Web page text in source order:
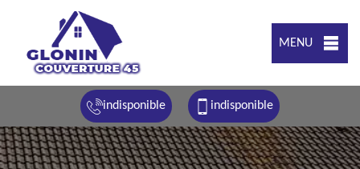
MENU
indisponible indisponible